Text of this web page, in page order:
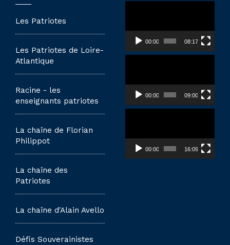
Les Patriotes
Les Patriotes de Loire-
Atlantique
Racine - les
enseignants patriotes
La chaîne de Florian
Philippot
La chaîne des
Patriotes
La chaîne d'Alain Avello
Défis Souverainistes
00:00 08:17
00:00 09:00
00:00 16:09